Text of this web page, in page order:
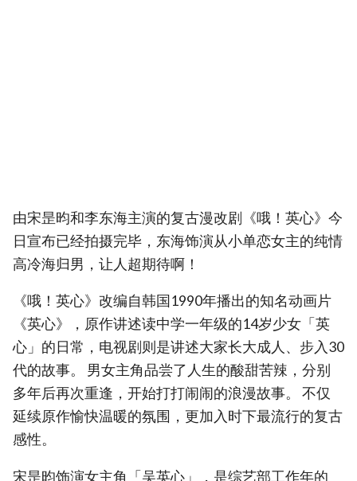
由宋昰昀和李东海主演的复古漫改剧《哦！英心》今
日宣布已经拍摄完毕，东海饰演从小单恋女主的纯情
高冷海归男，让人超期待啊！
《哦！英心》改编自韩国1990年播出的知名动画片
《英心》，原作讲述读中学一年级的14岁少女「英
心」的日常，电视剧则是讲述大家长大成人、步入30
代的故事。 男女主角品尝了人生的酸甜苦辣，分别
多年后再次重逢，开始打打闹闹的浪漫故事。 不仅
延续原作愉快温暖的氛围，更加入时下最流行的复古
感性。
宋昰昀饰演女主角「吴英心」，是综艺部工作年的